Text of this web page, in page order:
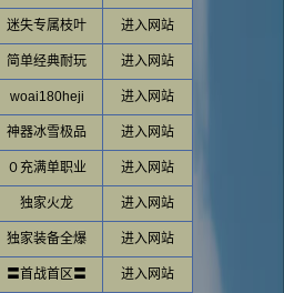
迷失专属枝叶 进入网站
简单经典耐玩 进入网站
woai180heji 进入网站
神器冰雪极品 进入网站
０充满单职业 进入网站
独家火龙 进入网站
独家装备全爆 进入网站
〓首战首区〓 进入网站